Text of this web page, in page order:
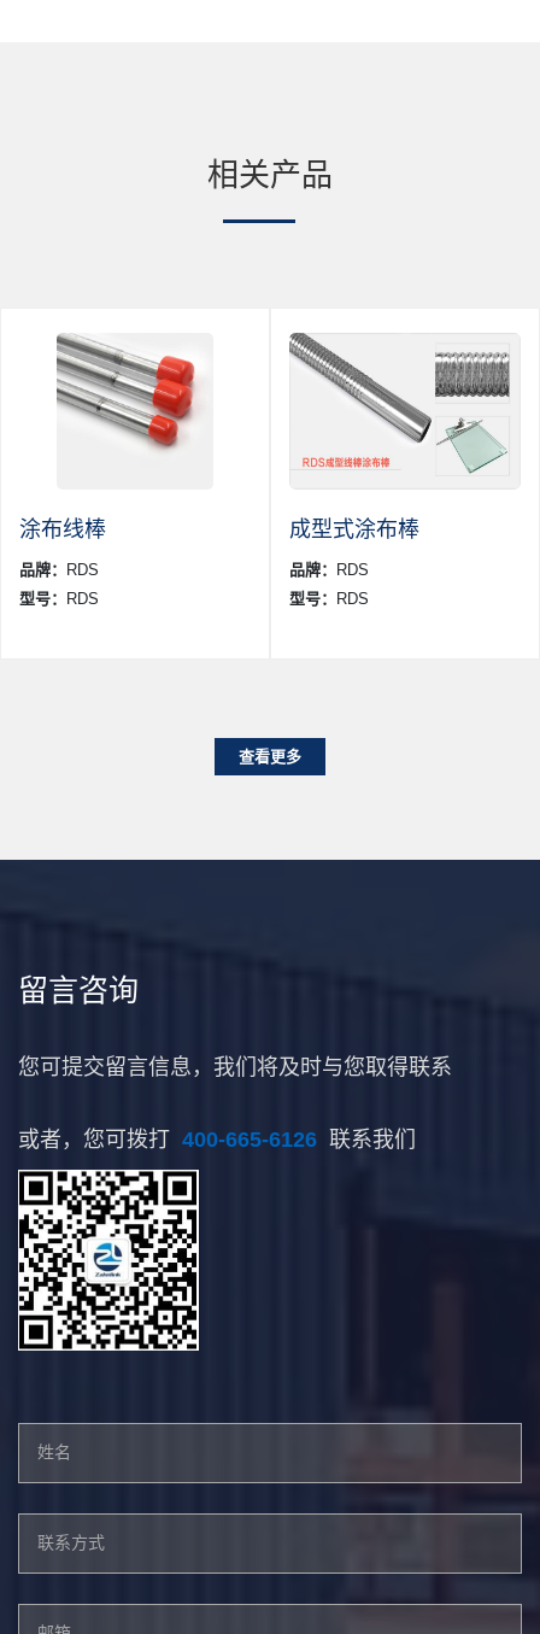
相关产品
涂布线棒
品牌：
RDS
型号：
RDS
成型式涂布棒
品牌：
RDS
型号：
RDS
查看更多
留言咨询
您可提交留言信息，我们将及时与您取得联系
或者，您可拨打 400-665-6126 联系我们